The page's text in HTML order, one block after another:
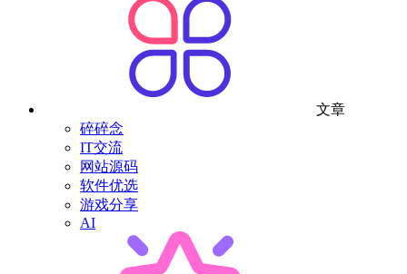
文章
碎碎念
IT交流
网站源码
软件优选
游戏分享
AI